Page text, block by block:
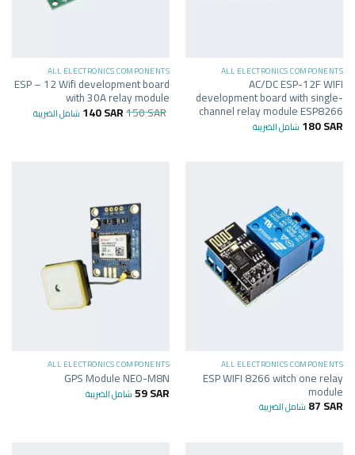
ALL ELECTRONICS COMPONENTS
AC/DC ESP-12F WIFI
development board with single-
channel relay module ESP8266
180SAR شامل الضريبة
ALL ELECTRONICS COMPONENTS
ESP – 12 Wifi development board
with 30A relay module
150SAR
140SAR شامل الضريبة
ALL ELECTRONICS COMPONENTS
ESP WIFI 8266 witch one relay
module
87SAR شامل الضريبة
ALL ELECTRONICS COMPONENTS
GPS Module NEO-M8N
59SAR شامل الضريبة